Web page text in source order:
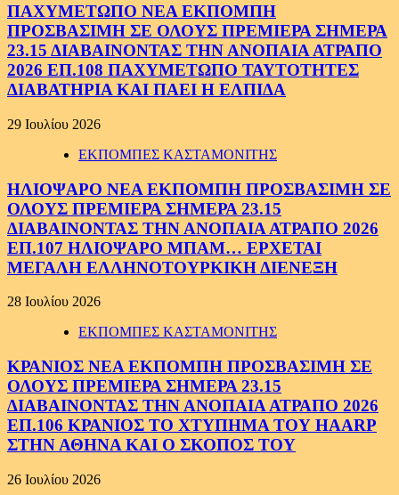
ΠΑΧΥΜΕΤΩΠΟ ΝΕΑ ΕΚΠΟΜΠΗ
ΠΡΟΣΒΑΣΙΜΗ ΣΕ ΟΛΟΥΣ ΠΡΕΜΙΕΡΑ ΣΗΜΕΡΑ
23.15 ΔΙΑΒΑΙΝΟΝΤΑΣ ΤΗΝ ΑΝΟΠΑΙΑ ΑΤΡΑΠΟ
2026 ΕΠ.108 ΠΑΧΥΜΕΤΩΠΟ ΤΑΥΤΟΤΗΤΕΣ
ΔΙΑΒΑΤΗΡΙΑ ΚΑΙ ΠΑΕΙ Η ΕΛΠΙΔΑ
29 Ιουλίου 2026
ΕΚΠΟΜΠΕΣ ΚΑΣΤΑΜΟΝΙΤΗΣ
ΗΛΙΟΨΑΡΟ ΝΕΑ ΕΚΠΟΜΠΗ ΠΡΟΣΒΑΣΙΜΗ ΣΕ
ΟΛΟΥΣ ΠΡΕΜΙΕΡΑ ΣΗΜΕΡΑ 23.15
ΔΙΑΒΑΙΝΟΝΤΑΣ ΤΗΝ ΑΝΟΠΑΙΑ ΑΤΡΑΠΟ 2026
ΕΠ.107 ΗΛΙΟΨΑΡΟ ΜΠΑΜ… ΕΡΧΕΤΑΙ
ΜΕΓΑΛΗ ΕΛΛΗΝΟΤΟΥΡΚΙΚΗ ΔΙΕΝΕΞΗ
28 Ιουλίου 2026
ΕΚΠΟΜΠΕΣ ΚΑΣΤΑΜΟΝΙΤΗΣ
ΚΡΑΝΙΟΣ ΝΕΑ ΕΚΠΟΜΠΗ ΠΡΟΣΒΑΣΙΜΗ ΣΕ
ΟΛΟΥΣ ΠΡΕΜΙΕΡΑ ΣΗΜΕΡΑ 23.15
ΔΙΑΒΑΙΝΟΝΤΑΣ ΤΗΝ ΑΝΟΠΑΙΑ ΑΤΡΑΠΟ 2026
ΕΠ.106 ΚΡΑΝΙΟΣ ΤΟ ΧΤΥΠΗΜΑ ΤΟΥ HAARP
ΣΤΗΝ ΑΘΗΝΑ ΚΑΙ Ο ΣΚΟΠΟΣ ΤΟΥ
26 Ιουλίου 2026